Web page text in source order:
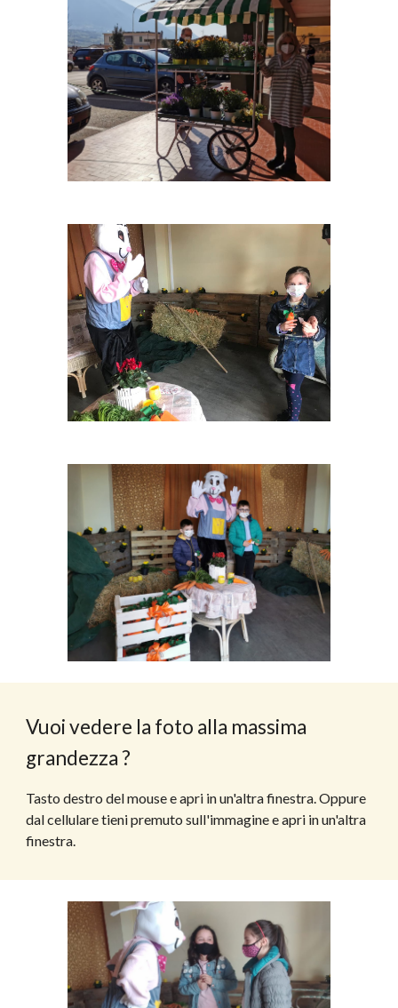
Vuoi vedere la foto alla massima
grandezza ?
Tasto destro del mouse e apri in un'altra finestra. Oppure
dal cellulare tieni premuto sull'immagine e apri in un'altra
finestra.